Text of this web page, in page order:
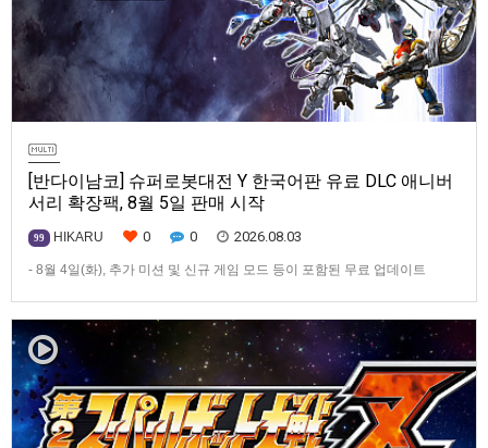
[반다이남코] 슈퍼로봇대전 Y 한국어판 유료 DLC 애니버
서리 확장팩, 8월 5일 판매 시작
99 HIKARU 0 0 2026.08.03
- 8월 4일(화), 추가 미션 및 신규 게임 모드 등이 포함된 무료 업데이트
Switch™, Steam®용 ‘슈퍼로봇대전 Y’(한국어판)의 유료 DLC ‘애니버서리
확장팩’을 2026년 …